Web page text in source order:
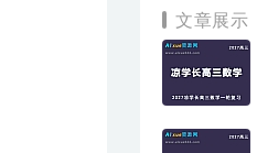
文章展示